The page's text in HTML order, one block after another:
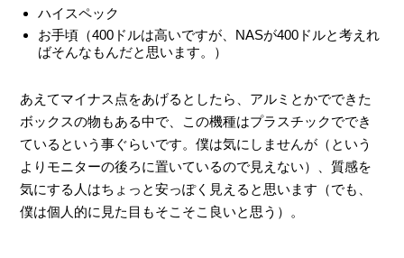
ハイスペック
お手頃（400ドルは高いですが、NASが400ドルと考えれ
ばそんなもんだと思います。）
あえてマイナス点をあげるとしたら、アルミとかでできた
ボックスの物もある中で、この機種はプラスチックででき
ているという事ぐらいです。僕は気にしませんが（という
よりモニターの後ろに置いているので見えない）、質感を
気にする人はちょっと安っぽく見えると思います（でも、
僕は個人的に見た目もそこそこ良いと思う）。